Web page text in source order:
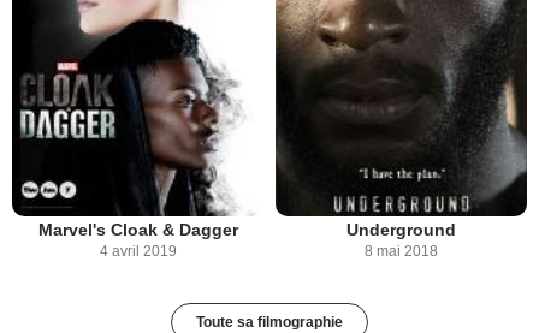
Marvel's Cloak & Dagger
4 avril 2019
Underground
8 mai 2018
Toute sa filmographie